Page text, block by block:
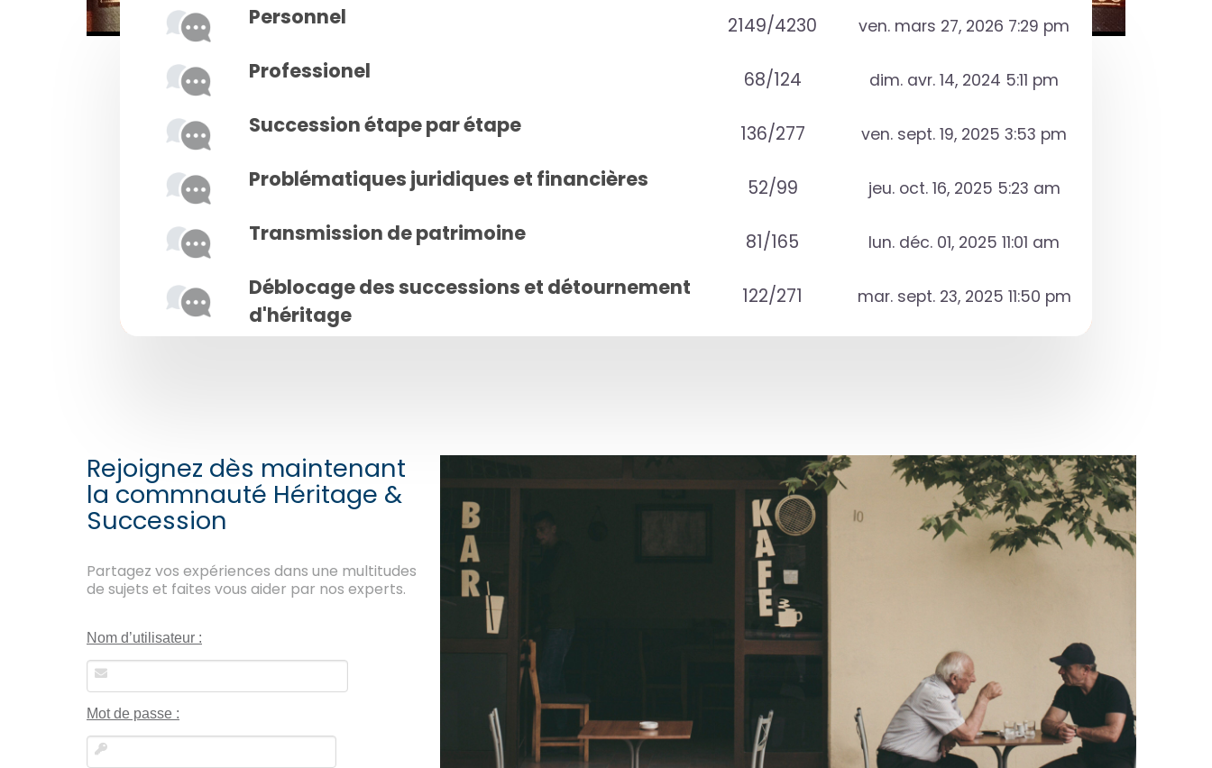
Personnel 2149/4230 ven. mars 27, 2026 7:29 pm
Professionel 68/124 dim. avr. 14, 2024 5:11 pm
Succession étape par étape 136/277 ven. sept. 19, 2025 3:53 pm
Problématiques juridiques et financières 52/99 jeu. oct. 16, 2025 5:23 am
Transmission de patrimoine 81/165 lun. déc. 01, 2025 11:01 am
Déblocage des successions et détournement
d'héritage
122/271 mar. sept. 23, 2025 11:50 pm
Rejoignez dès maintenant
la commnauté Héritage &
Succession
Partagez vos expériences dans une multitudes
de sujets et faites vous aider par nos experts.
Nom d’utilisateur :
Mot de passe :